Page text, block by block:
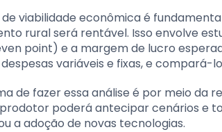
de viabilidade econômica é
rural será rentável. Isso envolve
point) e a margem de lucro
variáveis e fixas, e compará-
de fazer essa análise é por meio da
poderá antecipar cenários e
a adoção de novas tecnologias.